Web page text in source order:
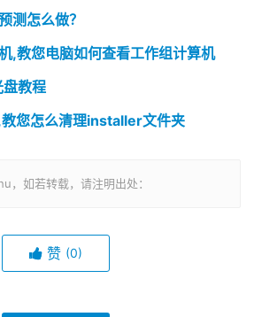
测怎么做？
,教您电脑如何查看工作组计算机
教程
您怎么清理installer文件夹
，如若转载，请注明出处：
赞 (0)